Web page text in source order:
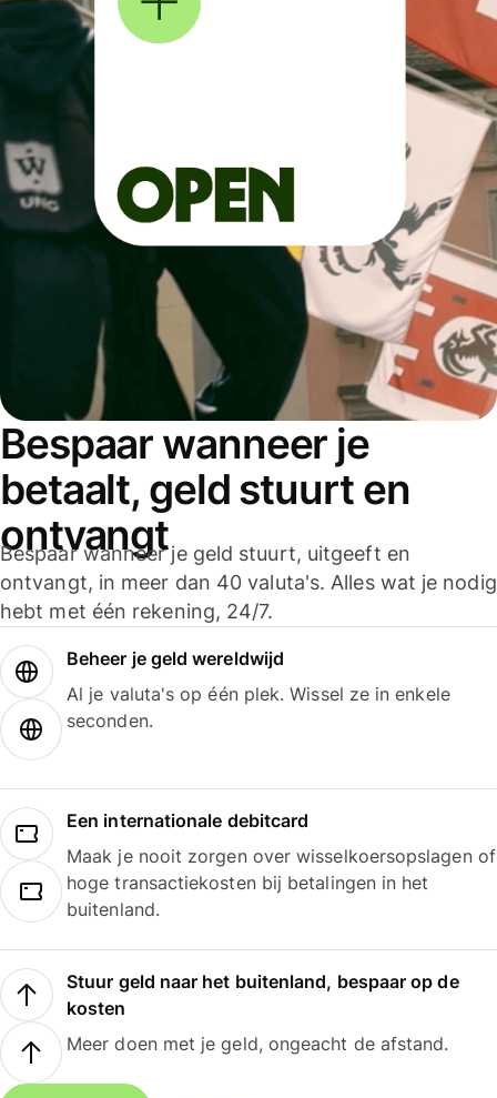
Bespaar wanneer je
betaalt, geld stuurt en
ontvangt
Bespaar wanneer je geld stuurt, uitgeeft en
ontvangt, in meer dan 40 valuta's. Alles wat je nodig
hebt met één rekening, 24/7.
Beheer je geld wereldwijd
Al je valuta's op één plek. Wissel ze in enkele
seconden.
Een internationale debitcard
Maak je nooit zorgen over wisselkoersopslagen of
hoge transactiekosten bij betalingen in het
buitenland.
Stuur geld naar het buitenland, bespaar op de
kosten
Meer doen met je geld, ongeacht de afstand.